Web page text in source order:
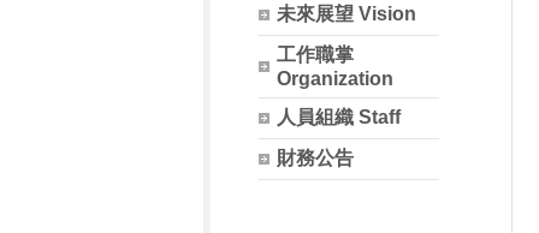
未來展望 Vision
工作職掌
Organization
人員組織 Staff
財務公告